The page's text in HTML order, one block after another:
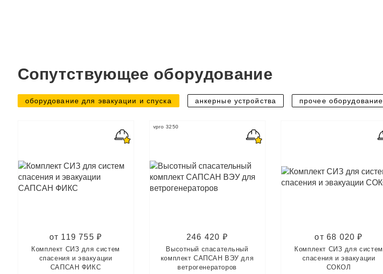
Сопутствующее оборудование
оборудование для эвакуации и спуска анкерные устройства прочее оборудование
от 119 755 ₽
Комплект СИЗ для систем
спасения и эвакуации
САПСАН ФИКС
vpro 3250
246 420 ₽
Высотный спасательный
комплект САПСАН ВЭУ для
ветрогенераторов
от 68 020 ₽
Комплект СИЗ для систем
спасения и эвакуации
СОКОЛ